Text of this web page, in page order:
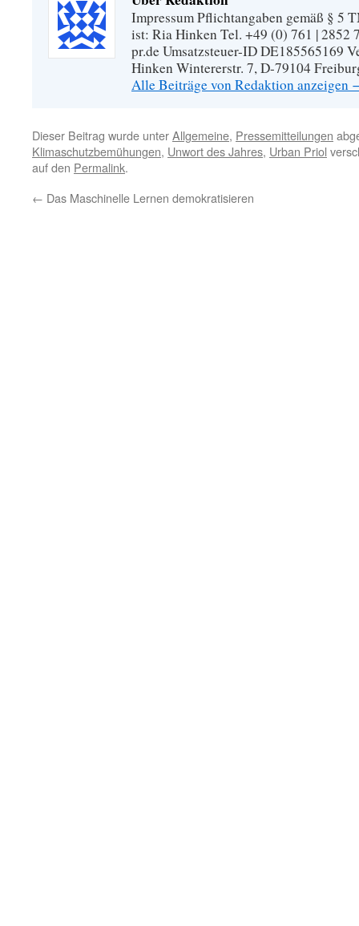
Impressum Pflichtangaben gemäß § 5
ist: Ria Hinken Tel. +49 (0) 761 | 2852
pr.de Umsatzsteuer-ID DE185565169
Hinken Wintererstr. 7, D-79104
Alle Beiträge von Redaktion anzeigen
Dieser Beitrag wurde unterAllgemeine, Pressemitteilungen
Klimaschutzbemühungen, Unwort des Jahres, Urban Priol
auf den Permalink.
← Das Maschinelle Lernen demokratisieren